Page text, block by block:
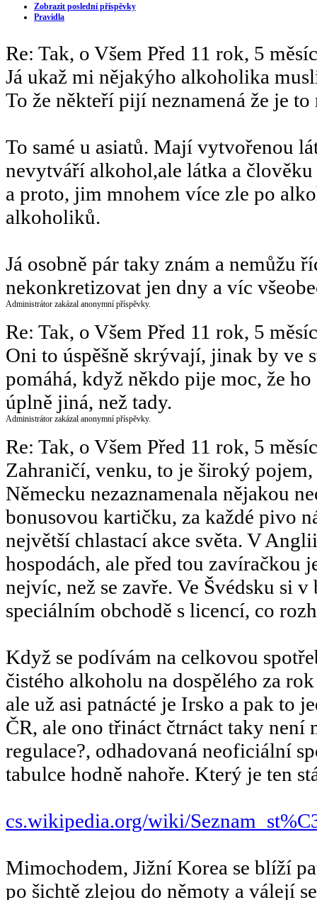
Zobrazit poslední příspěvky
Pravidla
Re: Tak, o Všem Před 11 rok, 5
Já ukaž mi nějakýho alkoholika
To že někteří pijí neznamená že je
To samé u asiatů. Mají vytvořenou
nevytváří alkohol,ale látka a
a proto, jim mnohem více zle po
alkoholiků.
Já osobně pár taky znám a nemůžu
nekonkretizovat jen dny a víc
Administrátor zakázal anonymní příspěvky.
Re: Tak, o Všem Před 11 rok, 5
Oni to úspěšně skrývají, jinak by ve
pomáhá, když někdo pije moc, že
úplně jiná, než tady.
Administrátor zakázal anonymní příspěvky.
Re: Tak, o Všem Před 11 rok, 5
Zahraničí, venku, to je široký
Německu nezaznamenala nějakou
bonusovou kartičku, za každé pivo
největší chlastací akce světa. V
hospodách, ale před tou zavíračkou
nejvíc, než se zavře. Ve Švédsku si
speciálním obchodě s licencí, co
Když se podívám na celkovou
čistého alkoholu na dospělého za
ale už asi patnácté je Irsko a pak to
ČR, ale ono třináct čtrnáct taky není
regulace?, odhadovaná neoficiální
tabulce hodně nahoře. Který je ten
cs.wikipedia.org/wiki/
Mimochodem, Jižní Korea se blíží
po šichtě zlejou do němoty a válejí